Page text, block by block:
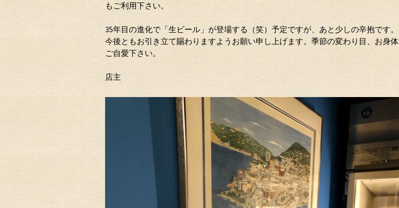
もご利用下さい。
35年目の進化で「生ビール」が登場する（笑）予定ですが、あと少しの辛抱です。
今後ともお引き立て賜わりますようお願い申し上げます。季節の変わり目、お身体
ご自愛下さい。
店主